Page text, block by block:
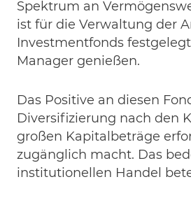
Spektrum an
ist für die Verwaltung der
Investmentfonds
Manager genießen.
Das Positive an diesen
Diversifizierung nach den
großen Kapitalbeträge
zugänglich macht. Das
institutionellen Handel